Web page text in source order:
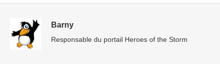
Barny
Responsable du portail Heroes of the Storm